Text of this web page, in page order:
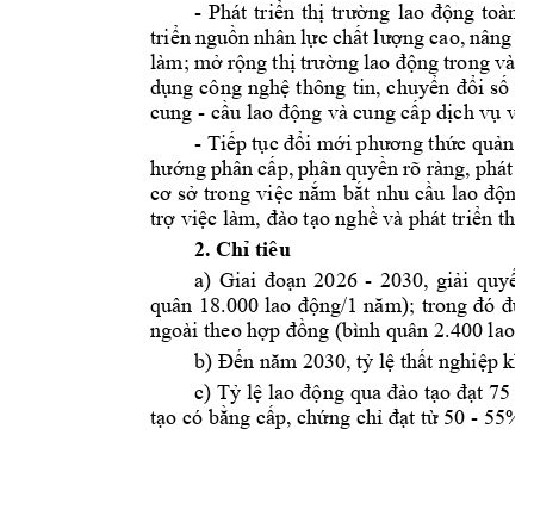
- Phát triển thị trường lao động toàn
triển nguồn nhân lực chất lượng cao, nâng
làm; mở rộng thị trường lao động trong và
dụng công nghệ thông tin, chuyển đổi số
cung - cầu lao động và cung cấp dịch vụ
- Tiếp tục đổi mới phương thức quản
hướng phân cấp, phân quyền rõ ràng, phát
cơ sở trong việc nắm bắt nhu cầu lao động,
trợ việc làm, đào tạo nghề và phát triển thị
2. Chỉ tiêu
a) Giai đoạn 2026 - 2030, giải quyết
quân 18.000 lao động/1 năm); trong đó đưa
ngoài theo hợp đồng (bình quân 2.400 lao
b) Đến năm 2030, tỷ lệ thất nghiệp
c) Tỷ lệ lao động qua đào tạo đạt 75
tạo có bằng cấp, chứng chỉ đạt từ 50 - 55%.